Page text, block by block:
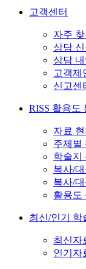
고객센터
자주
상담 신
상담
고객제
신고센
RISS 활용도
자료 현
주제별
학술지
복사/
복사/
활용도
최신/인기 학
최신자
인기자